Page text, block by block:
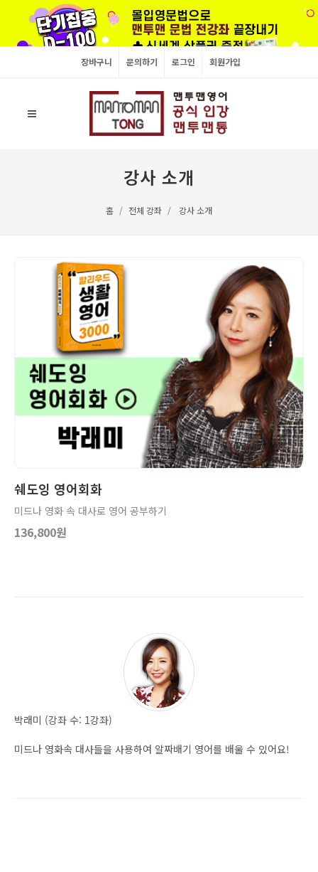
장바구니 문의하기 로그인 회원가입
강사 소개
홈 전체 강좌 강사 소개
상세보기
쉐도잉 영어회화
미드나 영화 속 대사로 영어 공부하기
136,800원
박래미 (강좌 수: 1강좌)
미드나 영화속 대사들을 사용하여 알짜배기 영어를 배울 수 있어요!